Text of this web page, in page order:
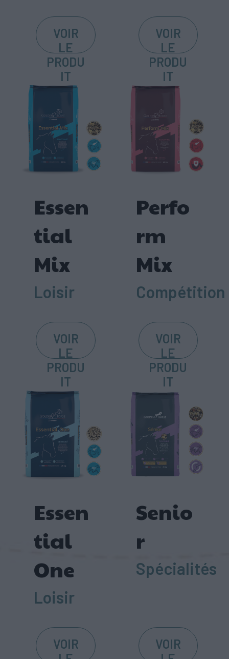
VOIR
LE
PRODU
IT
VOIR
LE
PRODU
IT
Essen
tial
Mix
Loisir
VOIR
LE
PRODU
IT
Perfo
rm
Mix
Compétition
VOIR
LE
PRODU
IT
Essen
tial
One
Loisir
VOIR
Senio
r
Spécialités
VOIR